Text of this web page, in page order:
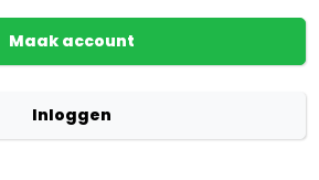
Maak account
Inloggen